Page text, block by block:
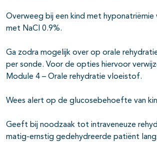
Overweeg bij een kind met
met NaCl 0.9%.
Ga zodra mogelijk over op orale
per sonde. Voor de opties hiervoor
Module 4 – Orale rehydratie vloeistof.
Wees alert op de glucosebehoefte van
Geeft bij noodzaak tot intraveneuze
matig-ernstig gedehydreerde patiënt